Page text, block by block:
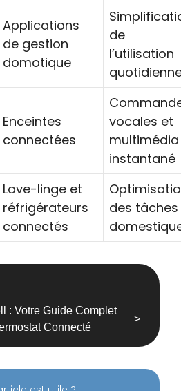
Applications
de gestion
domotique
de
l’utilisation
Enceintes
connectées
vocales et
multimédia
instantané
Lave-linge et
réfrigérateurs
connectés
des tâches
: Votre Guide Complet
Connecté